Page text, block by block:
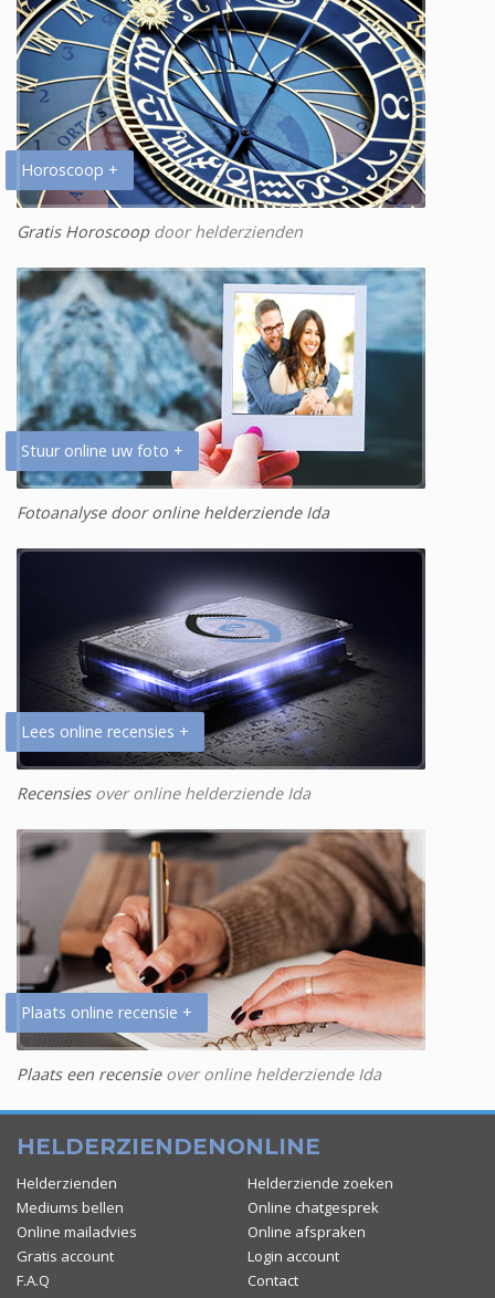
Horoscoop +
Gratis Horoscoopdoor helderzienden
Stuur online uw foto +
Fotoanalyse door online helderziende Ida
Lees online recensies +
Recensiesover online helderziende Ida
Plaats online recensie +
Plaats een recensieover online helderziende Ida
HELDERZIENDENONLINE
Helderzienden
Helderziende zoeken
Mediums bellen
Online chatgesprek
Online mailadvies
Online afspraken
Gratis account
Login account
F.A.Q
Contact